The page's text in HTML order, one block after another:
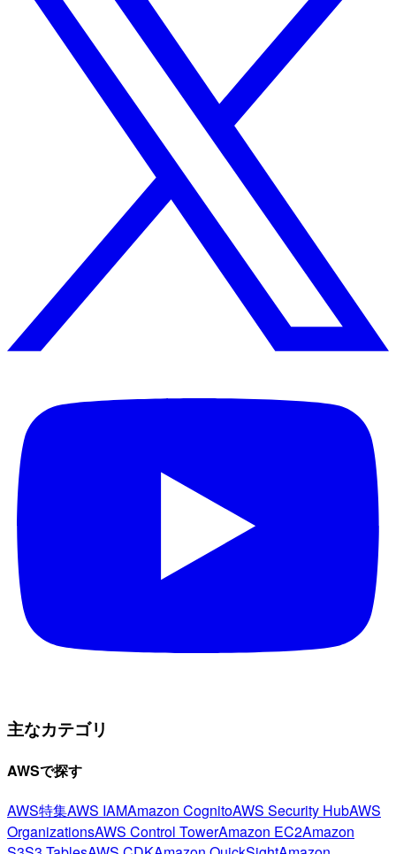
主なカテゴリ
AWSで探す
AWS特集AWS IAMAmazon CognitoAWS Security HubAWS
OrganizationsAWS Control TowerAmazon EC2Amazon